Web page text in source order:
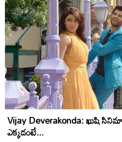
Vijay Deverakonda: ఖుషి సినిమా
ఎక్కడంటే...